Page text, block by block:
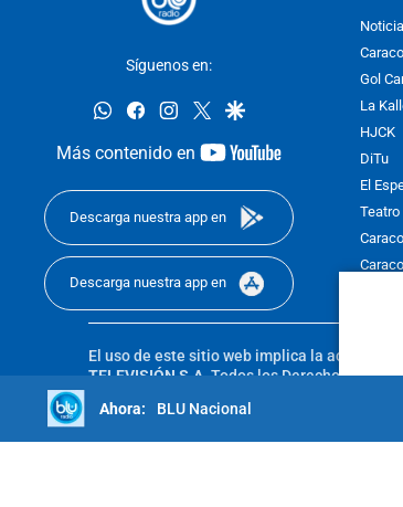
Síguenos en:
whatsappfacebookinstagram
twittergoogle
Más contenido en
youtube-
Descarga nuestra app en
Descarga nuestra app en
Gol
La
HJCK
DiTu
El
Teatro
El uso de este sitio web implica la
TELEVISIÓN S.A.Todos los Derechos
sin autorización escrita de su titular.
reserved 2025.BLU Nacional